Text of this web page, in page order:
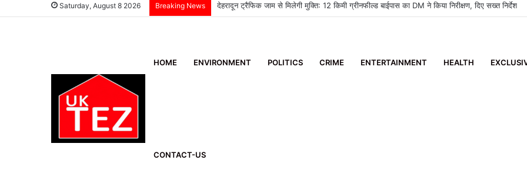
Saturday, August 8 2026 Breaking News देहरादून ट्रैफिक जाम से मिलेगी मुक्ति: 12 किमी ग्रीनफील्ड बाईपास का DM ने किया निरीक्षण, दिए सख्त निर्देश
HOME ENVIRONMENT POLITICS CRIME ENTERTAINMENT HEALTH
CONTACT-US